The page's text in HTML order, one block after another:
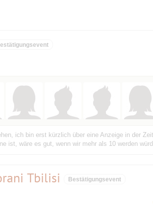
ich bin erst kürzlich über eine Anzeige in der
ist, wäre es gut, wenn wir mehr als 10 werden
Tbilisi Bestätigungsevent